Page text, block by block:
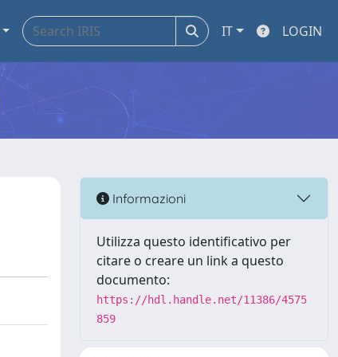
IT LOGIN
Informazioni
Utilizza questo identificativo per
citare o creare un link a questo
documento:
https://hdl.handle.net/11386/4575
859